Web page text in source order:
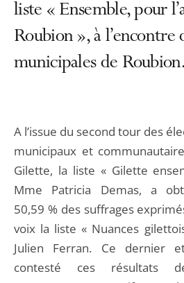
liste « Ensemble, pour
Roubion », à l’encontre
municipales de Roubion.
A l’issue du second tour des
municipaux et
Gilette, la liste « Gilette
Mme Patricia Demas, a
50,59 % des suffrages
voix la liste « Nuances
Julien Ferran. Ce dernier
contesté ces résultats